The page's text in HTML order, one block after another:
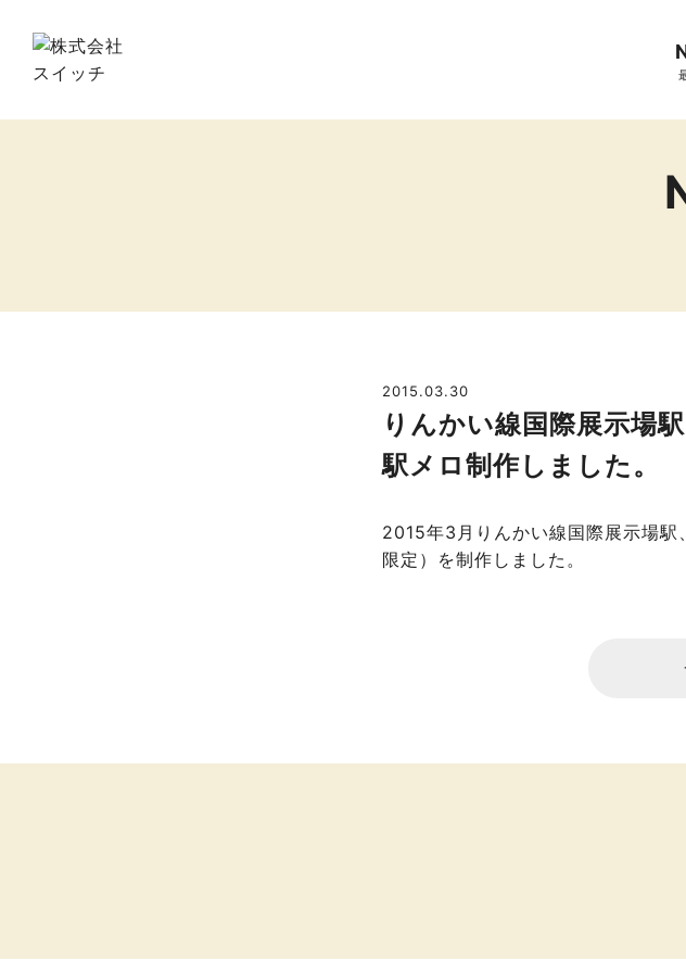
2015.03.30
りんかい線国際展示場
駅メロ制作しました。
2015年3月りんかい線国際展示場
限定）を制作しました。